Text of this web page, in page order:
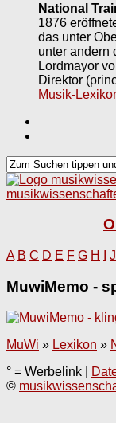
National
1876
das unter
unter andern
Lordmayor
Direktor
Musik-
A B C D E F G H J
MuwiMemo -
MuWi » Lexikon »
° = Werbelink |
©